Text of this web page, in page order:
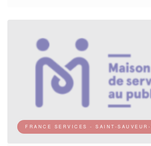
FRANCE SERVICES - SAINT-